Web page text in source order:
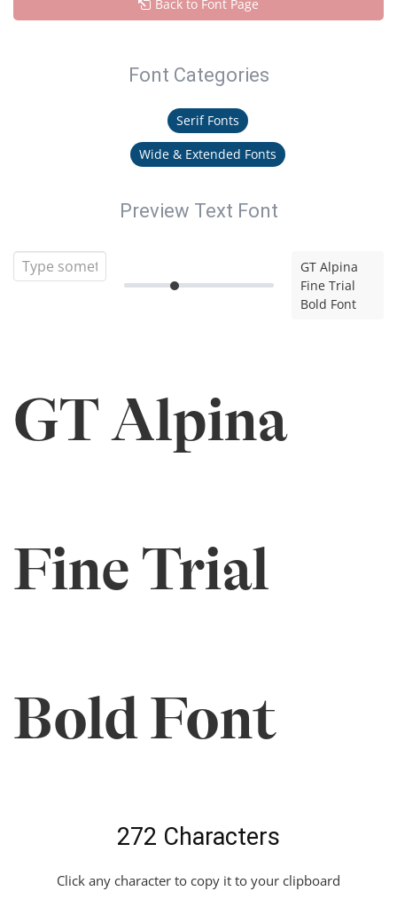
Back to Font Page
Font Categories
Serif Fonts
Wide & Extended Fonts
Preview Text Font
GT Alpina
Fine Trial
Bold Font
GT Alpina
Fine Trial
Bold Font
272 Characters
Click any character to copy it to your clipboard